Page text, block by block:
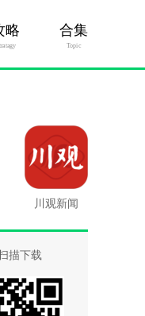
略 合集
Topic
川观新闻
描下载